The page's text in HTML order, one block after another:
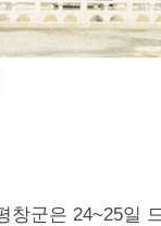
창군은 24~25일